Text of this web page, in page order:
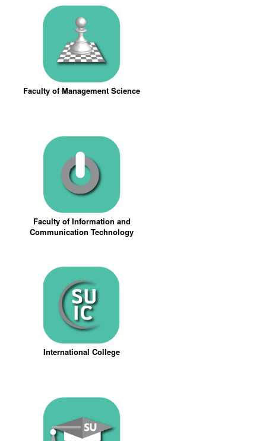
Faculty of Management Science
Faculty of Information and
Communication Technology
International College